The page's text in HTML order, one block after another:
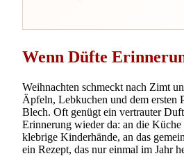
Wenn Düfte
Weihnachten schmeckt nach Zimt
Äpfeln, Lebkuchen und dem ersten
Blech. Oft genügt ein vertrauter
Erinnerung wieder da: an die Küche
klebrige Kinderhände, an das
ein Rezept, das nur einmal im Jahr